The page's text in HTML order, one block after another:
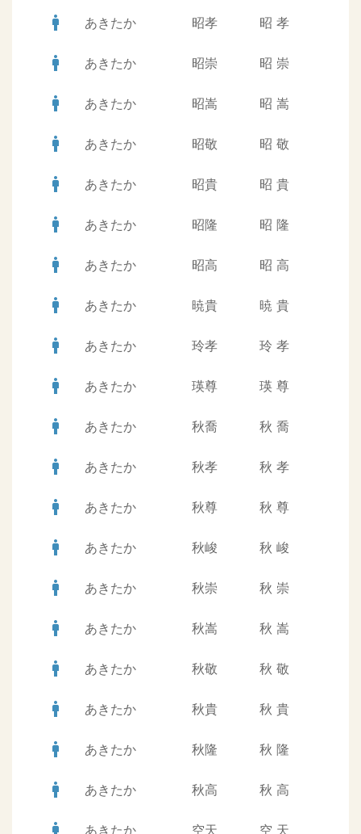
man あきたか 昭孝 昭 孝
man あきたか 昭崇 昭 崇
man あきたか 昭嵩 昭 嵩
man あきたか 昭敬 昭 敬
man あきたか 昭貴 昭 貴
man あきたか 昭隆 昭 隆
man あきたか 昭高 昭 高
man あきたか 暁貴 暁 貴
man あきたか 玲孝 玲 孝
man あきたか 瑛尊 瑛 尊
man あきたか 秋喬 秋 喬
man あきたか 秋孝 秋 孝
man あきたか 秋尊 秋 尊
man あきたか 秋峻 秋 峻
man あきたか 秋崇 秋 崇
man あきたか 秋嵩 秋 嵩
man あきたか 秋敬 秋 敬
man あきたか 秋貴 秋 貴
man あきたか 秋隆 秋 隆
man あきたか 秋高 秋 高
あきたか 空天 空 天